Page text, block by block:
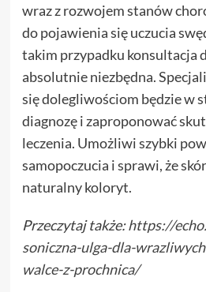
wraz z rozwojem stanów
do pojawienia się uczucia
takim przypadku konsultacja
absolutnie niezbędna.
się dolegliwościom będzie w
diagnozę i zaproponować
leczenia. Umożliwi szybki
samopoczucia i sprawi, że
naturalny koloryt.
Przeczytaj także:https://
soniczna-ulga-dla-
walce-z-prochnica/